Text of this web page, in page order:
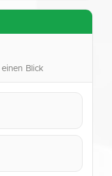
Blick